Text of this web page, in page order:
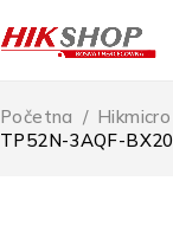
Početna / Hikmicro
TP52N-3AQF-